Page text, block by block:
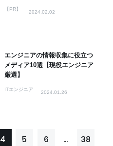
【PR】
2024.02.02
エンジニアの情報収集に役立つ
メディア10選【現役エンジニア
厳選】
ITエンジニア
2024.01.26
4 5 6 … 38